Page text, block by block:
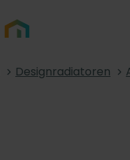
Designradiatoren